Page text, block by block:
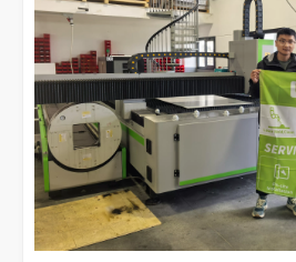
¡Nuestros socios internacionales